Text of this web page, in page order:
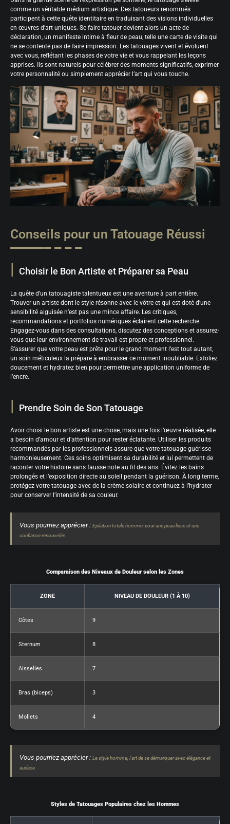
comme un véritable médium artistique. Des tatoueurs renommés
participent à cette quête identitaire en traduisant des visions individuelles
en œuvres d’art uniques. Se faire tatouer devient alors un acte de
déclaration, un manifeste intime à fleur de peau, telle une carte de visite qui
ne se contente pas de faire impression. Les tatouages vivent et évoluent
avec vous, reflétant les phases de votre vie et vous rappelant les leçons
apprises. Ils sont naturels pour célébrer des moments significatifs, exprimer
votre personnalité ou simplement apprécier l’art qui vous touche.
Conseils pour un Tatouage Réussi
Choisir le Bon Artiste et Préparer sa Peau
La quête d’un tatouagiste talentueux est une aventure à part entière.
Trouver un artiste dont le style résonne avec le vôtre et qui est doté d’une
sensibilité aiguisée n’est pas une mince affaire. Les critiques,
recommandations et portfolios numériques éclairent cette recherche.
Engagez-vous dans des consultations, discutez des conceptions et assurez-
vous que leur environnement de travail est propre et professionnel.
S’assurer que votre peau est prête pour le grand moment l’est tout autant,
un soin méticuleux la prépare à embrasser ce moment inoubliable. Exfoliez
doucement et hydratez bien pour permettre une application uniforme de
l’encre.
Prendre Soin de Son Tatouage
Avoir choisi le bon artiste est une chose, mais une fois l’œuvre réalisée, elle
a besoin d’amour et d’attention pour rester éclatante. Utiliser les produits
recommandés par les professionnels assure que votre tatouage guérisse
harmonieusement. Ces soins optimisent sa durabilité et lui permettent de
raconter votre histoire sans fausse note au fil des ans. Évitez les bains
prolongés et l’exposition directe au soleil pendant la guérison. À long terme,
protégez votre tatouage avec de la crème solaire et continuez à l’hydrater
pour conserver l’intensité de sa couleur.
Vous pourriez apprécier : Epilation totale homme: pour une peau lisse et une
confiance renouvelée
Comparaison des Niveaux de Douleur selon les Zones
ZONE NIVEAU DE DOULEUR (1 À 10)
Côtes 9
Sternum 8
Aisselles 7
Bras (biceps) 3
Mollets 4
Vous pourriez apprécier : Le style homme, l’art de se démarquer avec élégance et
audace
Styles de Tatouages Populaires chez les Hommes